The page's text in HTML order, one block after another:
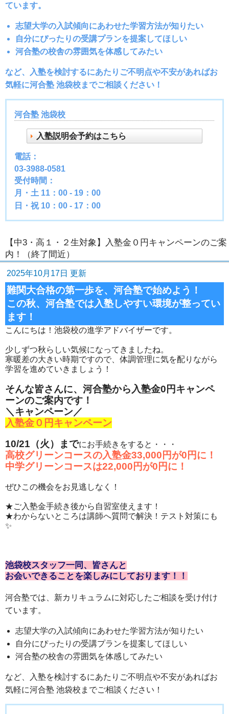
ています。
志望大学の入試傾向にあわせた学習方法が知りたい
自分にぴったりの受講プランを提案してほしい
河合塾の校舎の雰囲気を体感してみたい
など、入塾を検討するにあたりご不明点や不安があればお
気軽に河合塾 池袋校までご相談ください！
河合塾 池袋校
入塾説明会予約はこちら
電話：
03-3988-0581
受付時間：
月・土 11：00 - 19：00
日・祝 10：00 - 17：00
【中3・高１・２生対象】入塾金０円キャンペーンのご案
内！（終了間近）
2025年10月17日 更新
難関大合格の第一歩を、河合塾で始めよう！
この秋、河合塾では入塾しやすい環境が整ってい
ます！
こんにちは！池袋校の進学アドバイザーです。
少しずつ秋らしい気候になってきましたね。
寒暖差の大きい時期ですので、体調管理に気を配りながら
学習を進めていきましょう！
そんな皆さんに、河合塾から入塾金0円キャンペ
ーンのご案内です！
＼キャンペーン／
入塾金０円キャンペーン
10/21（火）までにお手続きをすると・・・
高校グリーンコースの入塾金33,000円が0円に！
中学グリーンコースは22,000円が0円に！
ぜひこの機会をお見逃しなく！
★ご入塾金手続き後から自習室使えます！
★わからないところは講師へ質問で解決！テスト対策にも
✨
池袋校スタッフ一同、皆さんと
お会いできることを楽しみにしております！！
河合塾では、新カリキュラムに対応したご相談を受け付け
ています。
志望大学の入試傾向にあわせた学習方法が知りたい
自分にぴったりの受講プランを提案してほしい
河合塾の校舎の雰囲気を体感してみたい
など、入塾を検討するにあたりご不明点や不安があればお
気軽に河合塾 池袋校までご相談ください！